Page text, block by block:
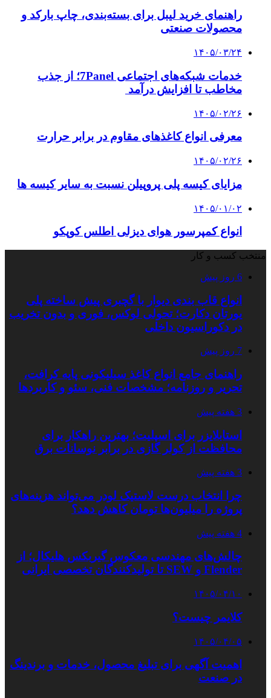
راهنمای خرید لیبل برای بسته‌بندی، چاپ بارکد و
محصولات صنعتی
۱۴۰۵/۰۳/۲۴
خدمات شبکه‌های اجتماعی 7Panel؛ از جذب
مخاطب تا افزایش درآمد
۱۴۰۵/۰۲/۲۶
معرفی انواع کاغذهای مقاوم در برابر حرارت
۱۴۰۵/۰۲/۲۶
مزایای کیسه پلی پروپیلن نسبت به سایر کیسه ها
۱۴۰۵/۰۱/۰۲
انواع کمپرسور هوای دیزلی اطلس کوپکو
منتخب کسب و کار
6 روز پیش
انواع قاب بندی دیوار با گچبری پیش ساخته پلی
یورتان دکارت؛ تحولی لوکس، فوری و بدون تخریب
در دکوراسیون داخلی
7 روز پیش
راهنمای جامع انواع کاغذ سیلیکونی پایه کرافت،
تحریر و روزنامه؛ مشخصات فنی، سئو و کاربردها
3 هفته پیش
استابلایزر برای اسپلیت؛ بهترین راهکار برای
محافظت از کولر گازی در برابر نوسانات برق
3 هفته پیش
چرا انتخاب درست لاستیک لودر می‌تواند هزینه‌های
پروژه را میلیون‌ها تومان کاهش دهد؟
4 هفته پیش
چالش‌های مهندسی معکوس گیربکس هلیکال؛ از
Flender و SEW تا تولیدکنندگان تخصصی ایرانی
۱۴۰۵/۰۴/۱۰
کلایمر چیست؟
۱۴۰۵/۰۴/۰۵
اهمیت آگهی برای تبلیغ محصول، خدمات و برندینگ
در صنعت